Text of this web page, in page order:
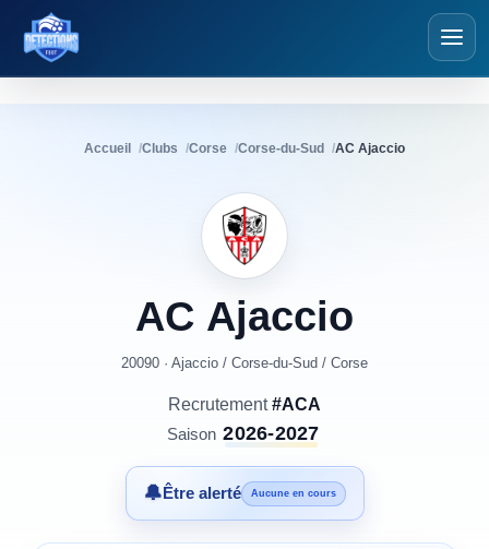
Détections Futsal
Accueil Clubs Corse Corse-du-Sud AC Ajaccio
AC Ajaccio
20090 · Ajaccio / Corse-du-Sud / Corse
Recrutement#ACA
Saison 2026-2027
🔔Être alerté Aucune en cours